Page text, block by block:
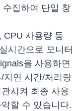
수집하여 단일 창
CPU 사용량 등
시간으로 모니터
을 사용하면
지연 시간/처리량
시켜 최종 사용
할 수 있습니다.